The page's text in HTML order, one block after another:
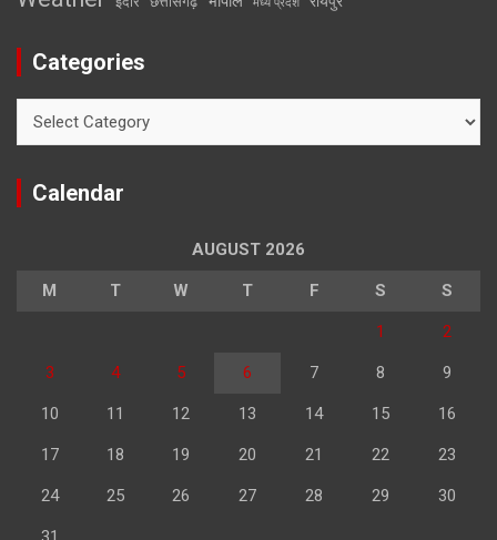
Categories
Calendar
AUGUST 2026
M T W T F S S
1 2
3 4 5 6 7 8 9
10 11 12 13 14 15 16
17 18 19 20 21 22 23
24 25 26 27 28 29 30